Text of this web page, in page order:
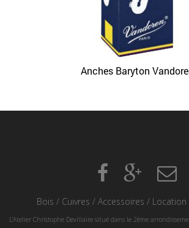
Anches Baryton
Bois / Cuivres / Accessoires / Location
L'Atelier Christophe Devillaire situé dans le 2ème